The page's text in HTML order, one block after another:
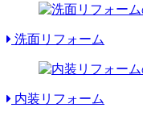
洗面リフォーム
内装リフォーム